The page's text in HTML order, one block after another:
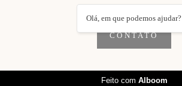
CONTATO
Olá, em que podemos ajudar?
Feito com Alboom